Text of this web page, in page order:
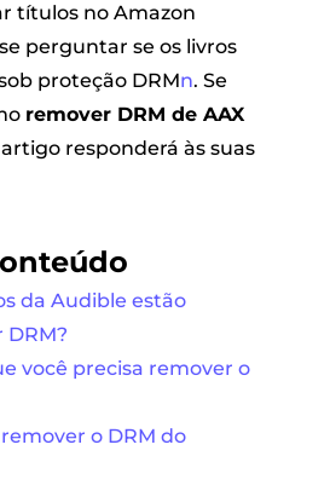
títulos no Amazon
perguntar se os livros
proteção DRMn. Se
remover DRM de AAX
responderá às suas
da Audible estão
você precisa remover o
o DRM do